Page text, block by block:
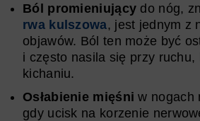
Ból promieniujący do nóg,
rwa kulszowa, jest jednym z
objawów. Ból ten może być
i często nasila się przy ruchu,
kichaniu.
Osłabienie mięśni w nogach
gdy ucisk na korzenie